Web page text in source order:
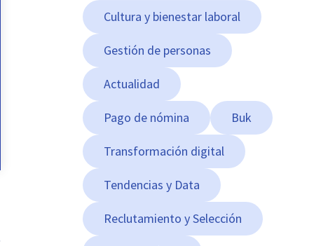
Cultura y bienestar laboral
Gestión de personas
Actualidad
Pago de nómina Buk
Transformación digital
Tendencias y Data
Reclutamiento y Selección